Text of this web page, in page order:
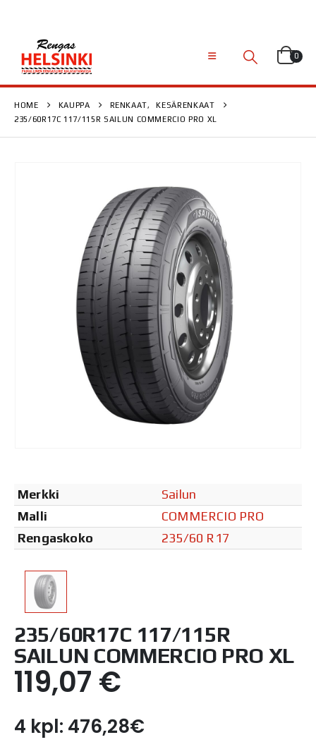
0
HOME KAUPPA RENKAAT,
KESÄRENKAAT
235/60R17C 117/115R SAILUN COMMERCIO PRO XL
Merkki
Sailun
Malli
COMMERCIO PRO
Rengaskoko
235/60 R17
235/60R17C 117/115R
SAILUN COMMERCIO PRO XL
119,07 €
4 kpl: 476,28€